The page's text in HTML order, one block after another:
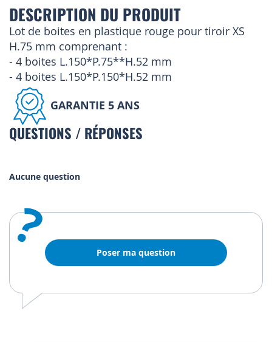
DESCRIPTION DU PRODUIT
Lot de boites en plastique rouge pour tiroir XS
H.75 mm comprenant :
- 4 boites L.150*P.75**H.52 mm
- 4 boites L.150*P.150*H.52 mm
GARANTIE 5 ANS
QUESTIONS / RÉPONSES
Aucune question
? Poser ma question